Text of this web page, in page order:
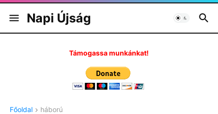
Napi Újság
Támogassa munkánkat!
Főoldal háború